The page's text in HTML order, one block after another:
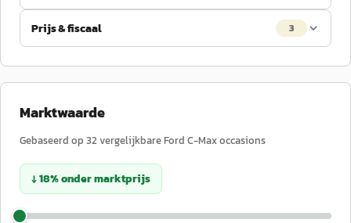
Prijs & fiscaal 3
Marktwaarde
Gebaseerd op 32 vergelijkbareFord C-Maxoccasions
↓18%ondermarktprijs